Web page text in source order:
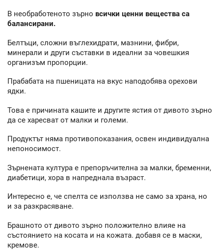
В необработеното зърно всички ценни вещества са
балансирани.
Белтъци, сложни въглехидрати, мазнини, фибри,
минерали и други съставки в идеални за човешкия
организъм пропорции.
Прабабата на пшеницата на вкус наподобява орехови
ядки.
Това е причината кашите и другите ястия от дивото зърно
да се харесват от малки и големи.
Продуктът няма противопоказания, освен индивидуална
непоносимост.
Зърнената култура е препоръчителна за малки, бременни,
диабетици, хора в напреднала възраст.
Интересно е, че спелта се използва не само за храна, но
и за разкрасяване.
Брашното от дивото зърно положително влияе на
състоянието на косата и на кожата. добавя се в маски,
кремове.